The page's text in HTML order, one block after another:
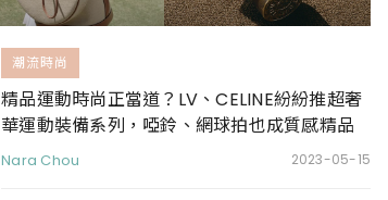
潮流時尚
精品運動時尚正當道？LV、CELINE紛紛推超奢
華運動裝備系列，啞鈴、網球拍也成質感精品
小物
Nara Chou 2023-05-15